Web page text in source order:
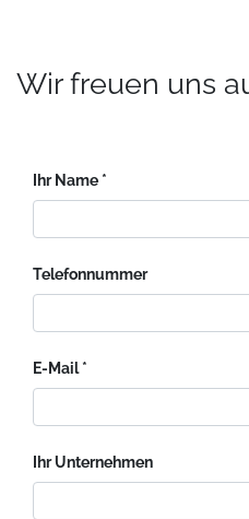
Wir freuen uns
Ihr Name
Telefonnummer
E-Mail
Ihr Unternehmen